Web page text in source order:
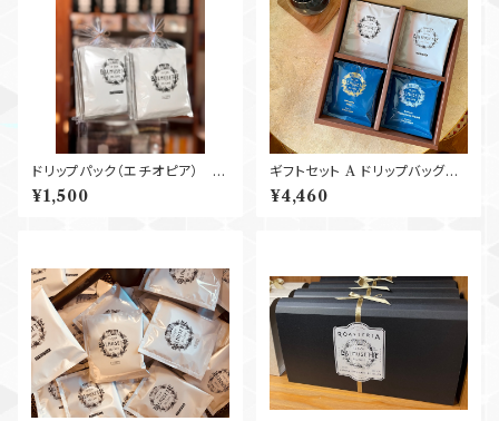
ドリップパック（エチオピア）
５P
¥1,500
ギフトセット A ドリップバッグと
コールドブリューのギフト
¥4,460